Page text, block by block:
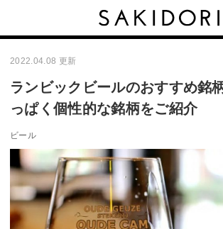
2022.04.08 更新
ランビックビールのおすすめ銘
っぱく個性的な銘柄をご紹介
ビール